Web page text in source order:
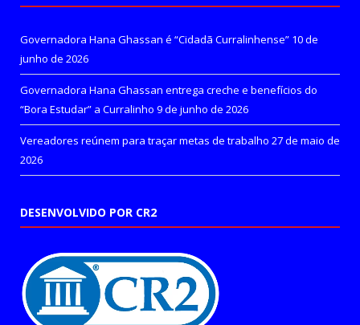
Governadora Hana Ghassan é “Cidadã Curralinhense” 10 de
junho de 2026
Governadora Hana Ghassan entrega creche e benefícios do
“Bora Estudar” a Curralinho 9 de junho de 2026
Vereadores reúnem para traçar metas de trabalho 27 de maio de
2026
DESENVOLVIDO POR CR2